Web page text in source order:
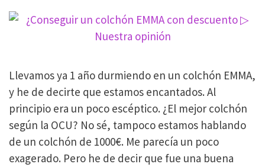
des
cuenta
2026)
Llevamos ya 1 año durmiendo en un colchón EMMA,
y he de decirte que estamos encantados. Al
principio era un poco escéptico. ¿El mejor colchón
según la OCU? No sé, tampoco estamos hablando
de un colchón de 1000€. Me parecía un poco
exagerado. Pero he de decir que fue una buena